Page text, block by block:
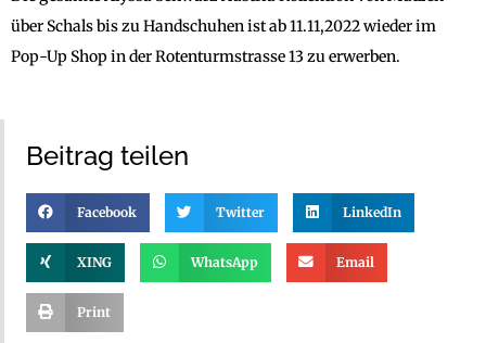
über Schals bis zu Handschuhen ist ab 11.11,2022 wieder im
Pop-Up Shop in der Rotenturmstrasse 13 zu erwerben.
Beitrag teilen
Facebook Twitter LinkedIn
XING WhatsApp Email
Print